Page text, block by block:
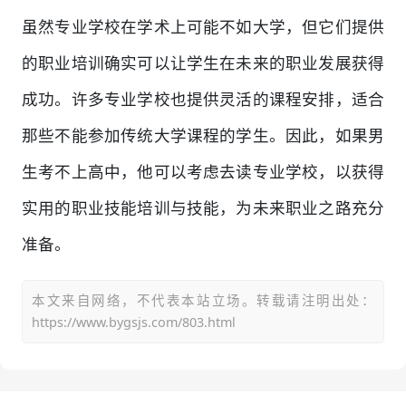
虽然专业学校在学术上可能不如大学，但它们提供
的职业培训确实可以让学生在未来的职业发展获得
成功。许多专业学校也提供灵活的课程安排，适合
那些不能参加传统大学课程的学生。因此，如果男
生考不上高中，他可以考虑去读专业学校，以获得
实用的职业技能培训与技能，为未来职业之路充分
准备。
本文来自网络，不代表本站立场。转载请注明出处：
https://www.bygsjs.com/803.html